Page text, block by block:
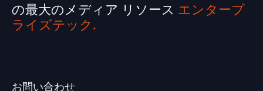
の最大のメディア リソース エンタープ
ライズテック.
お問い合わせ